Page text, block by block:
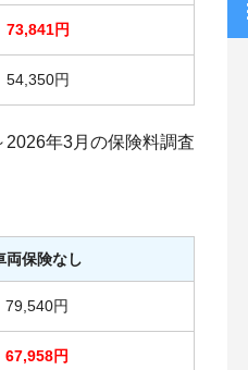
73,841円
54,350円
2026年3月の保険料調査
両保険なし
79,540円
67,958円